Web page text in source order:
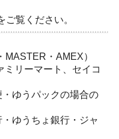
ご覧ください。
・AMEX）
リーマート、セイコ
ゆうパックの場合の
ゆうちょ銀行・ジャ